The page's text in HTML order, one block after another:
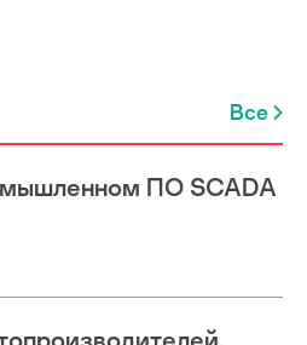
Все
ПО SCADA